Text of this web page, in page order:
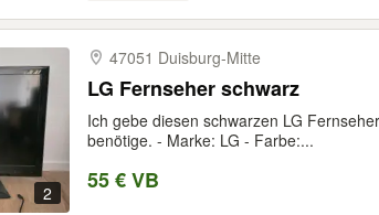
2
47051 Duisburg-​Mitte
LG Fernseher schwarz
Ich gebe diesen schwarzen LG
benötige. - Marke: LG - Farbe:...
55 € VB